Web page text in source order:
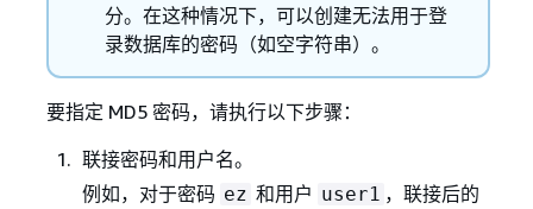
分。在这种情况下，可以创建无法用于登
录数据库的密码（如空字符串）。
要指定 MD5 密码，请执行以下步骤：
联接密码和用户名。
例如，对于密码 ez 和用户 user1 ，联接后的